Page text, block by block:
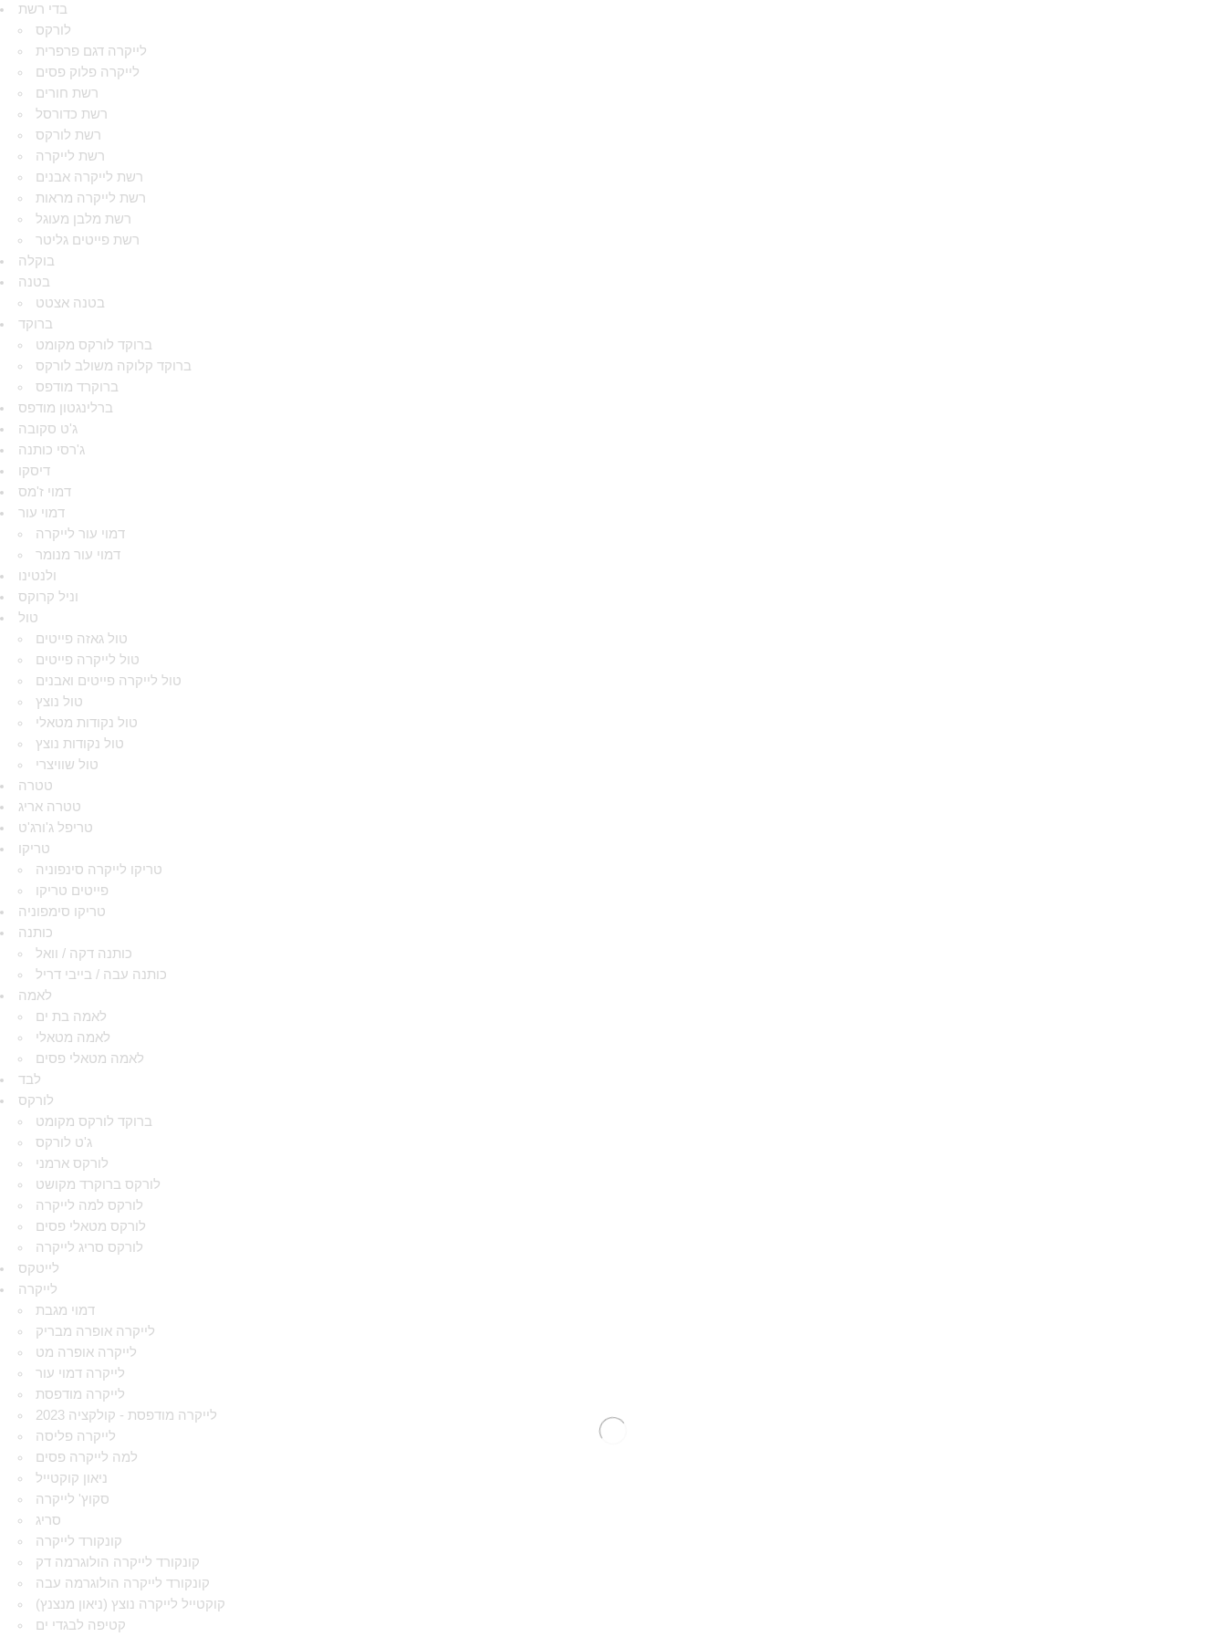
בדי רשת
לורקס
לייקרה דגם פרפרית
לייקרה פלוק פסים
רשת חורים
רשת כדורסל
רשת לורקס
רשת לייקרה
רשת לייקרה אבנים
רשת לייקרה מראות
רשת מלבן מעוגל
רשת פייטים גליטר
בוקלה
בטנה
בטנה אצטט
ברוקד
ברוקד לורקס מקומט
ברוקד קלוקה משולב לורקס
ברוקרד מודפס
ברלינגטון מודפס
ג'ט סקובה
ג'רסי כותנה
דיסקו
דמוי ז'מס
דמוי עור
דמוי עור לייקרה
דמוי עור מנומר
ולנטינו
וניל קרוקס
טול
טול גאזה פייטים
טול לייקרה פייטים
טול לייקרה פייטים ואבנים
טול נוצץ
טול נקודות מטאלי
טול נקודות נוצץ
טול שוויצרי
טטרה
טטרה אריג
טריפל ג'ורג'ט
טריקו
טריקו לייקרה סינפוניה
פייטים טריקו
טריקו סימפוניה
כותנה
כותנה דקה / וואל
כותנה עבה / בייבי דריל
לאמה
לאמה בת ים
לאמה מטאלי
לאמה מטאלי פסים
לבד
לורקס
ברוקד לורקס מקומט
ג'ט לורקס
לורקס ארמני
לורקס ברוקרד מקושט
לורקס למה לייקרה
לורקס מטאלי פסים
לורקס סריג לייקרה
לייטקס
לייקרה
דמוי מגבת
לייקרה אופרה מבריק
לייקרה אופרה מט
לייקרה דמוי עור
לייקרה מודפסת
לייקרה מודפסת - קולקציה 2023
לייקרה פליסה
למה לייקרה פסים
ניאון קוקטייל
סקוץ' לייקרה
סריג
קונקורד לייקרה
קונקורד לייקרה הולוגרמה דק
קונקורד לייקרה הולוגרמה עבה
קוקטייל לייקרה נוצץ (ניאון מנצנץ)
קטיפה לבגדי ים